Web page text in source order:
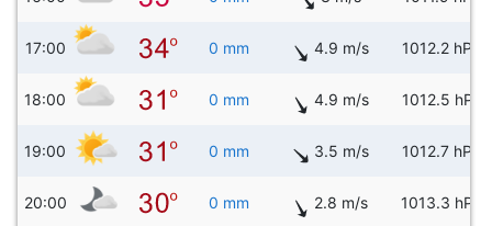
17:00 0 mm 4.9 m/s 1012.2 hPa
18:00 0 mm 4.9 m/s 1012.5 hPa
19:00 0 mm 3.5 m/s 1012.7 hPa
20:00 0 mm 2.8 m/s 1013.3 hPa